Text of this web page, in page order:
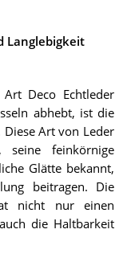
Langlebigkeit
Deco Echtleder
abhebt, ist die
Art von Leder
feinkörnige
Glätte bekannt,
beitragen. Die
nicht nur einen
die Haltbarkeit